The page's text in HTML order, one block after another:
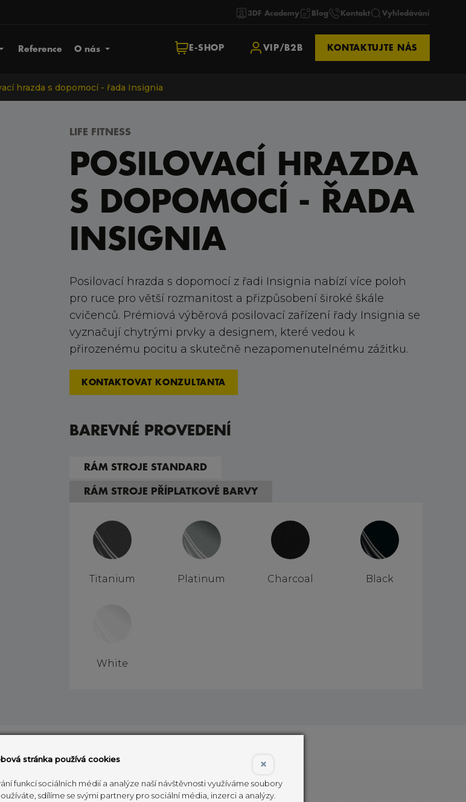
hrazda s dopomocí - řada Insignia
3DF Academy Blog Kontakt Vyhledávání
Reference O nás KONTAKTUJTE NÁS
E-SHOP VIP/B2B
LIFE FITNESS
POSILOVACÍ HRAZDA
S DOPOMOCÍ - ŘADA
INSIGNIA
Posilovací hrazda s dopomocí z řadi Insignia nabízí více poloh
pro ruce pro větší rozmanitost a přizpůsobení široké škále
cvičenců. Prémiová výběrová posilovací zařízení řady Insignia se
vyznačují chytrými prvky a designem, které vedou k
přirozenému pocitu a skutečně nezapomenutelnému zážitku.
KONTAKTOVAT KONZULTANTA
BAREVNÉ PROVEDENÍ
RÁM STROJE STANDARD
RÁM STROJE PŘÍPLATKOVÉ BARVY
Titanium Platinum Charcoal Black
White
×
stránka používá cookies
funkcí sociálních médií a analýze naší návštěvnosti využíváme soubory
sdílíme se svými partnery pro sociální média, inzerci a analýzy.